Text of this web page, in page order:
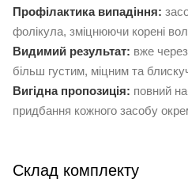
Профілактика випадіння:
фолікула, зміцнюючи корені
Видимий результат: вже
більш густим, міцним та
Вигідна пропозиція: повний
придбання кожного засобу
Склад комплекту